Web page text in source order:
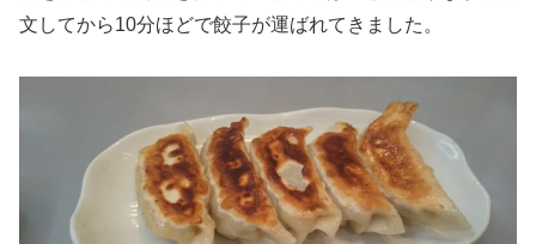
文してから10分ほどで餃子が運ばれてきました。